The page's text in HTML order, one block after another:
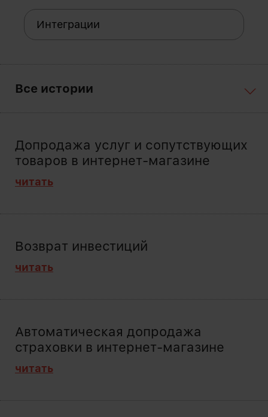
Интеграции
Все истории
Допродажа услуг и сопутствующих
товаров в интернет-магазине
читать
Возврат инвестиций
читать
Автоматическая допродажа
страховки в интернет-магазине
читать